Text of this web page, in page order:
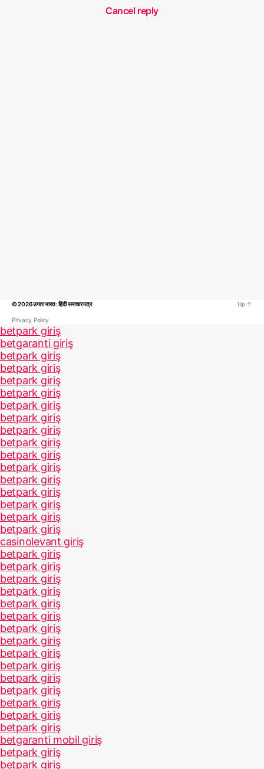
Cancel reply
© 2026उगता भारत : हिंदी समाचार पत्र
Privacy Policy
Up ↑
betpark giriş
betgaranti giriş
betpark giriş
betpark giriş
betpark giriş
betpark giriş
betpark giriş
betpark giriş
betpark giriş
betpark giriş
betpark giriş
betpark giriş
betpark giriş
betpark giriş
betpark giriş
betpark giriş
betpark giriş
casinolevant giriş
betpark giriş
betpark giriş
betpark giriş
betpark giriş
betpark giriş
betpark giriş
betpark giriş
betpark giriş
betpark giriş
betpark giriş
betpark giriş
betpark giriş
betpark giriş
betpark giriş
betpark giriş
betgaranti mobil giriş
betpark giriş
betpark giriş